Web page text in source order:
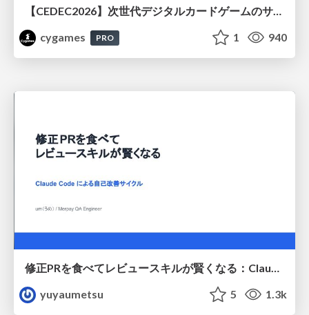
【CEDEC2026】次世代デジタルカードゲームのサーバー設計と運用 〜『Shadowverse: Worlds Beyond』の舞台裏～
cygames
PRO 1 940
修正PRを食べてレビュースキルが賢くなる：Claude Codeによる自己改善サイクル
yuyaumetsu
5 1.3k